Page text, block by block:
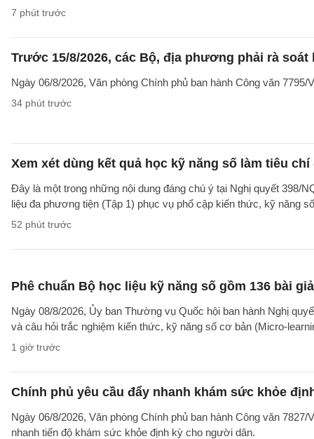
7 phút trước
Trước 15/8/2026, các Bộ, địa phương phải rà
Ngày 06/8/2026, Văn phòng Chính phủ ban hành Công văn
34 phút trước
Xem xét dùng kết quả học kỹ năng số làm tiêu
Đây là một trong những nội dung đáng chú ý tại Nghị quyết 398/
liệu đa phương tiện (Tập 1) phục vụ phổ cập kiến thức, kỹ năng
52 phút trước
Phê chuẩn Bộ học liệu kỹ năng số gồm 136 bài
Ngày 08/8/2026, Ủy ban Thường vụ Quốc hội ban hành Nghị
và câu hỏi trắc nghiệm kiến thức, kỹ năng số cơ bản (Micro-
1 giờ trước
Chính phủ yêu cầu đẩy nhanh khám sức khỏe
Ngày 06/8/2026, Văn phòng Chính phủ ban hành Công văn
nhanh tiến độ khám sức khỏe định kỳ cho người dân.